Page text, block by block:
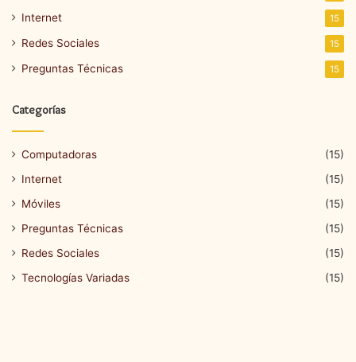
Internet 15
Redes Sociales 15
Preguntas Técnicas 15
Categorías
Computadoras
(15)
Internet
(15)
Móviles
(15)
Preguntas Técnicas
(15)
Redes Sociales
(15)
Tecnologías Variadas
(15)